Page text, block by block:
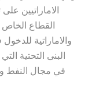
الاماراتيين
القطاع الخاص
والاماراتية
البنى التحتية
في مجال النفط